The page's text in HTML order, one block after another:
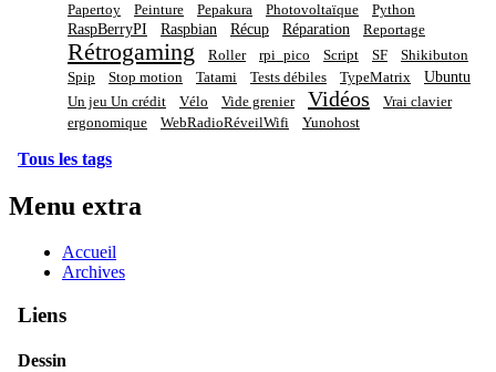
Papertoy
Peinture Pepakura Photovoltaïque Python
RaspBerryPI Raspbian Récup Réparation Reportage
Rétrogaming Roller rpi_pico Script SF
Shikibuton
Spip
Stop motion Tatami Tests débiles TypeMatrix Ubuntu
Un jeu Un crédit Vélo Vide grenier Vidéos
Vrai clavier
ergonomique
WebRadioRéveilWifi Yunohost
Tous les tags
Menu extra
Accueil
Archives
Liens
Dessin